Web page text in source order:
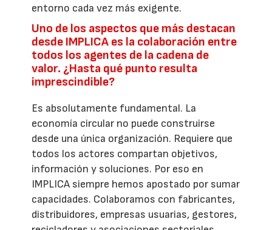
entorno cada vez más exigente.
Uno de los aspectos que más destacan
desde IMPLICA es la colaboración entre
todos los agentes de la cadena de
valor. ¿Hasta qué punto resulta
imprescindible?
Es absolutamente fundamental. La
economía circular no puede construirse
desde una única organización. Requiere que
todos los actores compartan objetivos,
información y soluciones. Por eso en
IMPLICA siempre hemos apostado por sumar
capacidades. Colaboramos con fabricantes,
distribuidores, empresas usuarias, gestores,